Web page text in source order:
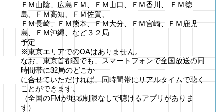
ＦＭ山陰、広島ＦＭ、ＦＭ山口、ＦＭ香川、 ＦＭ徳
島、ＦＭ高知、ＦＭ佐賀、
ＦＭ長崎、ＦＭ熊本、ＦＭ大分、ＦＭ宮崎、ＦＭ鹿児
島、ＦＭ沖縄、など３２局
予定
※東京エリアでのOAはありません。
なお、東京首都圏でも、スマートフォンで全国放送の同
時間帯に32局のどこか
に合せていただければ、同時間帯にリアルタイムで聴く
ことができます。
（全国のFMが地域制限なしで聴けるアプリがありま
す）